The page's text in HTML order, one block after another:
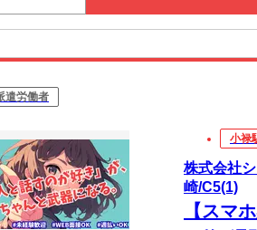
遣労働者
小禄
株式会社
崎/C5(1)
【スマ